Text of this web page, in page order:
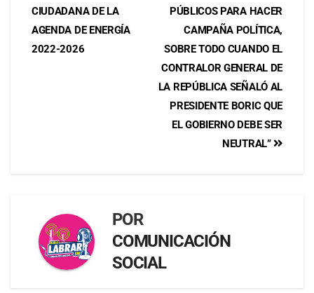
PÚBLICOS PARA HACER
CAMPAÑA POLÍTICA,
SOBRE TODO CUANDO EL
CONTRALOR GENERAL DE
LA REPÚBLICA SEÑALÓ AL
PRESIDENTE BORIC QUE
EL GOBIERNO DEBE SER
NEUTRAL”
CIUDADANA DE LA
AGENDA DE ENERGÍA
2022-2026
POR
COMUNICACIÓN
SOCIAL